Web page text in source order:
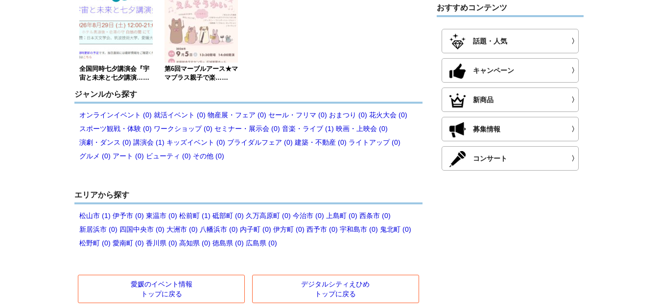
全国同時七夕講演会『宇
宙と未来と七夕講演……
第6回マーブルアース★マ
マブラス親子で楽……
ジャンルから探す
オンラインイベント (0) 就活イベント (0) 物産展・フェア (0) セール・フリマ (0) おまつり (0) 花火大会 (0)
スポーツ観戦・体験 (0) ワークショップ (0) セミナー・展示会 (0) 音楽・ライブ (1) 映画・上映会 (0)
演劇・ダンス (0) 講演会 (1) キッズイベント (0) ブライダルフェア (0) 建築・不動産 (0) ライトアップ (0)
グルメ (0) アート (0) ビューティ (0) その他 (0)
エリアから探す
松山市 (1) 伊予市 (0) 東温市 (0) 松前町 (1) 砥部町 (0) 久万高原町 (0) 今治市 (0) 上島町 (0) 西条市 (0)
新居浜市 (0) 四国中央市 (0) 大洲市 (0) 八幡浜市 (0) 内子町 (0) 伊方町 (0) 西予市 (0) 宇和島市 (0) 鬼北町 (0)
松野町 (0) 愛南町 (0) 香川県 (0) 高知県 (0) 徳島県 (0) 広島県 (0)
愛媛のイベント情報
トップに戻る
デジタルシティえひめ
トップに戻る
おすすめコンテンツ
話題・人気 〉
キャンペーン 〉
新商品 〉
募集情報 〉
コンサート 〉